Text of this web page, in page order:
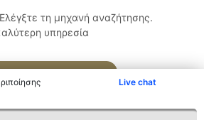
Live chat
τη μηχανή αναζήτησης.
υπηρεσία
Αναζήτηση